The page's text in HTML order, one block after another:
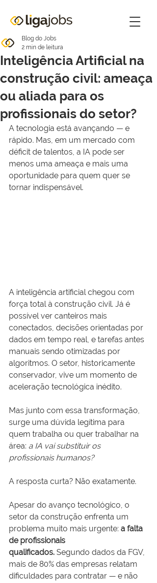
Inteligência Artificial na
construção civil: ameaça
ou aliada para os
profissionais do setor?
Blog do Jobs
2 min de leitura
A tecnologia está avançando — e
rápido. Mas, em um mercado com
déficit de talentos, a IA pode ser
menos uma ameaça e mais uma
oportunidade para quem quer se
tornar indispensável.
A inteligência artificial chegou com
força total à construção civil. Já é
possível ver canteiros mais
conectados, decisões orientadas por
dados em tempo real, e tarefas antes
manuais sendo otimizadas por
algoritmos. O setor, historicamente
conservador, vive um momento de
aceleração tecnológica inédito.
Mas junto com essa transformação,
surge uma dúvida legítima para
quem trabalha ou quer trabalhar na
área: a IA vai substituir os
profissionais humanos?
A resposta curta? Não exatamente.
Apesar do avanço tecnológico, o
setor da construção enfrenta um
problema muito mais urgente: a falta
de profissionais
qualificados. Segundo dados da FGV,
mais de 80% das empresas relatam
dificuldades para contratar — e não